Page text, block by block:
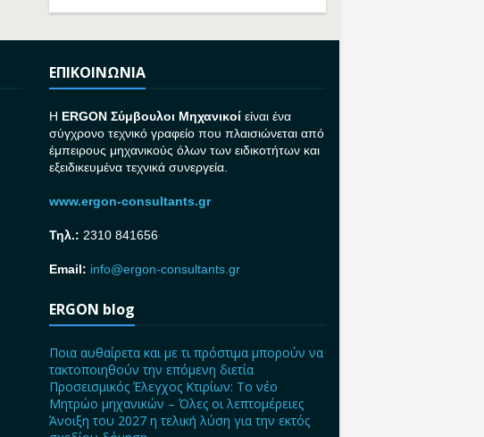
ΕΠΙΚΟΙΝΩΝΙΑ
H ERGON Σύμβουλοι Μηχανικοί είναι ένα
σύγχρονο τεχνικό γραφείο που πλαισιώνεται από
έμπειρους μηχανικούς όλων των ειδικοτήτων και
εξειδικευμένα τεχνικά συνεργεία.
www.ergon-consultants.gr
Τηλ.: 2310 841656
Email: info@ergon-consultants.gr
ERGON blog
Ποια αυθαίρετα και με τι πρόστιμα μπορούν να
τακτοποιηθούν την επόμενη διετία
Προσεισμικός Έλεγχος Κτιρίων: Το νέο
Μητρώο μηχανικών – Όλες οι λεπτομέρειες
Άνοιξη του 2027 η τελική λύση για την εκτός